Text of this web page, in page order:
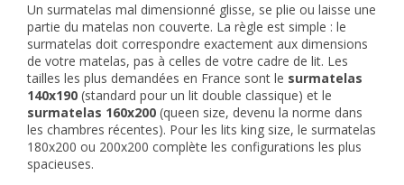
Un surmatelas mal dimensionné glisse, se plie ou laisse une
partie du matelas non couverte. La règle est simple : le
surmatelas doit correspondre exactement aux dimensions
de votre matelas, pas à celles de votre cadre de lit. Les
tailles les plus demandées en France sont le surmatelas
140x190 (standard pour un lit double classique) et le
surmatelas 160x200 (queen size, devenu la norme dans
les chambres récentes). Pour les lits king size, le surmatelas
180x200 ou 200x200 complète les configurations les plus
spacieuses.